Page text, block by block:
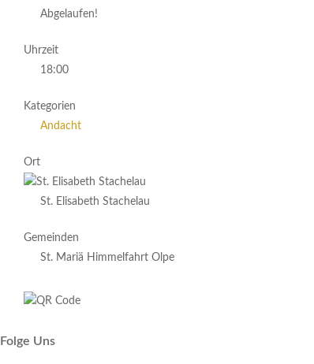
Abgelaufen!
Uhrzeit
18:00
Kategorien
Andacht
Ort
St. Elisabeth Stachelau
Gemeinden
St. Mariä Himmelfahrt Olpe
Folge Uns